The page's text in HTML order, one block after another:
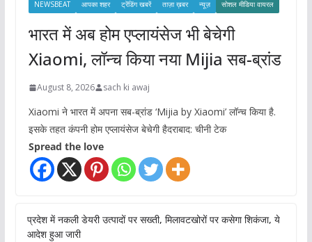
NEWSBEAT आपका शहर ट्रेंडिंग खबरें ताज़ा ख़बर न्यूज़ सोशल मीडिया वायरल
भारत में अब होम एप्लायंसेज भी बेचेगी
Xiaomi, लॉन्च किया नया Mijia सब-ब्रांड
August 8, 2026 sach ki awaj
Xiaomi ने भारत में अपना सब-ब्रांड ‘Mijia by Xiaomi’ लॉन्च किया है.
इसके तहत कंपनी होम एप्लायंसेज बेचेगी हैदराबाद: चीनी टेक
Spread the love
प्रदेश में नकली डेयरी उत्पादों पर सख्ती, मिलावटखोरों पर कसेगा शिकंजा, ये
आदेश हुआ जारी